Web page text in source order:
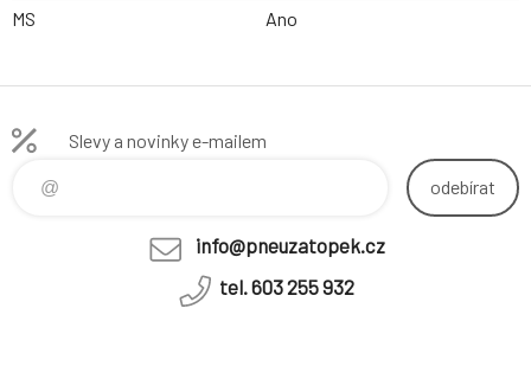
MS
Ano
Slevy a novinky e-mailem
odebírat
info@pneuzatopek.cz
tel. 603 255 932